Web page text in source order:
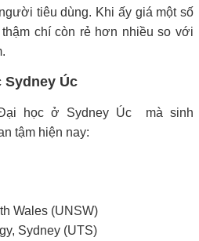
tiêu dùng. Khi ấy giá một số
chí còn rẻ hơn nhiều so với
Úc
học ở Sydney Úc mà sinh
tậm hiện nay:
Wales (UNSW)
Sydney (UTS)